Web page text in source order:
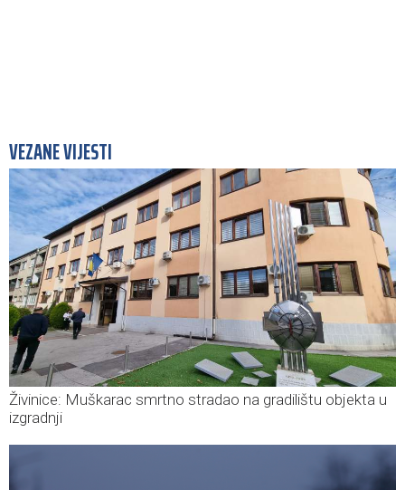
VEZANE VIJESTI
Živinice: Muškarac smrtno stradao na gradilištu objekta u
izgradnji